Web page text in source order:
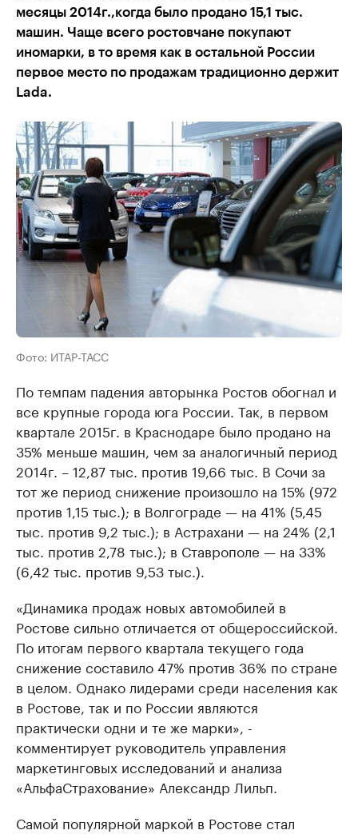
месяцы 2014г.,когда было продано 15,1 тыс.
машин. Чаще всего ростовчане покупают
иномарки, в то время как в остальной России
первое место по продажам традиционно держит
Lada.
Фото: ИТАР-ТАСС
По темпам падения авторынка Ростов обогнал и
все крупные города юга России. Так, в первом
квартале 2015г. в Краснодаре было продано на
35% меньше машин, чем за аналогичный период
2014г. – 12,87 тыс. против 19,66 тыс. В Сочи за
тот же период снижение произошло на 15% (972
против 1,15 тыс.); в Волгограде — на 41% (5,45
тыс. против 9,2 тыс.); в Астрахани — на 24% (2,1
тыс. против 2,78 тыс.); в Ставрополе — на 33%
(6,42 тыс. против 9,53 тыс.).
«Динамика продаж новых автомобилей в
Ростове сильно отличается от общероссийской.
По итогам первого квартала текущего года
снижение составило 47% против 36% по стране
в целом. Однако лидерами среди населения как
в Ростове, так и по России являются
практически одни и те же марки», -
комментирует руководитель управления
маркетинговых исследований и анализа
«АльфаСтрахование» Александр Лильп.
Самой популярной маркой в Ростове стал